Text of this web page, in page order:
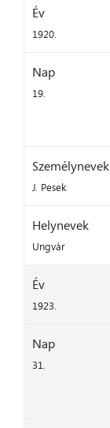
Év
1920.
Nap
19.
Személynevek
J. Pesek
Helynevek
Ungvár
Év
1923.
Nap
31.